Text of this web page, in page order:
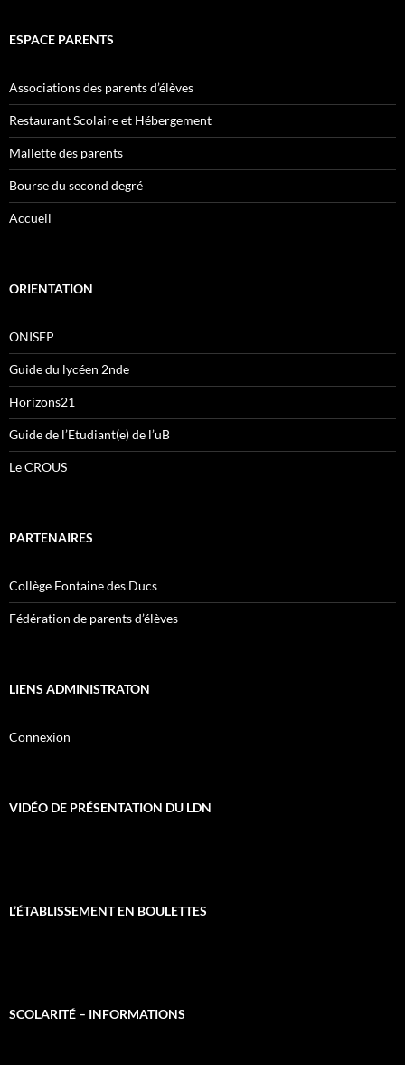
ESPACE PARENTS
Associations des parents d’élèves
Restaurant Scolaire et Hébergement
Mallette des parents
Bourse du second degré
Accueil
ORIENTATION
ONISEP
Guide du lycéen 2nde
Horizons21
Guide de l’Etudiant(e) de l’uB
Le CROUS
PARTENAIRES
Collège Fontaine des Ducs
Fédération de parents d’élèves
LIENS ADMINISTRATON
Connexion
VIDÉO DE PRÉSENTATION DU LDN
L’ÉTABLISSEMENT EN BOULETTES
SCOLARITÉ – INFORMATIONS